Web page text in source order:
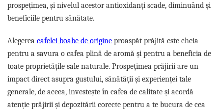
prospețimea, și nivelul acestor antioxidanți scade, diminuând și
beneficiile pentru sănătate.
Alegerea cafelei boabe de origine proaspăt prăjită este cheia
pentru a savura o cafea plină de aromă și pentru a beneficia de
toate proprietățile sale naturale. Prospețimea prăjirii are un
impact direct asupra gustului, sănătății și experienței tale
generale, de aceea, investește în cafea de calitate și acordă
atenție prăjirii și depozitării corecte pentru a te bucura de cea